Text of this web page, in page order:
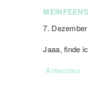
7.
Jaaa, finde
Antworten